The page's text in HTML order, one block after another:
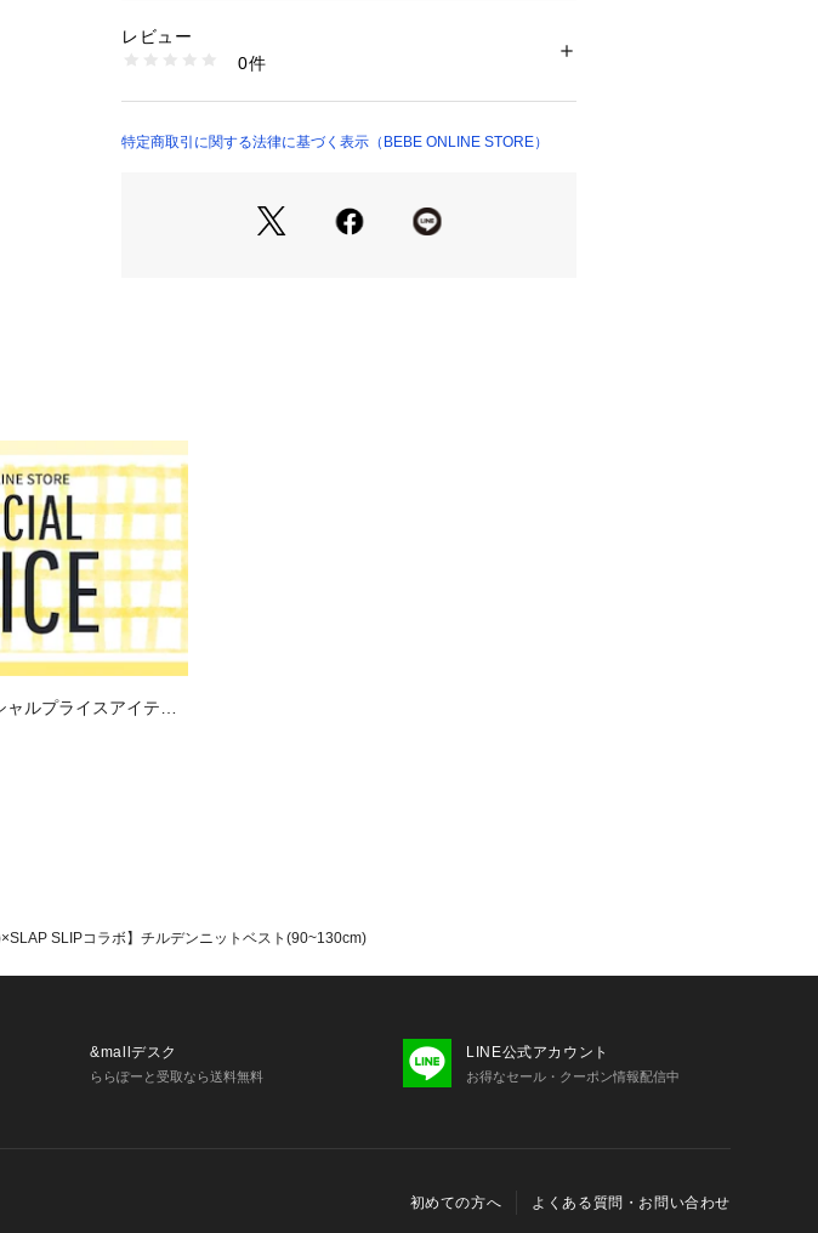
レーションから、セレモニーシーンにぴったりなチルデ
ンニットベストが登場。
い2色展開。
せ、クラシカルで洗練された印象に。
ネイビー：深みのあるネイビーにホワイトのラインを効
上質な編地ときちんと感のあるシルエットで、シャツや
ブラウスに重ねるだけでフォーマルな着こなしが完成し
ます。
男女問わず着られる上品なデザインで、セレモニースタ
イルはもちろん、お出かけや発表会、記念日の装いにも
おすすめ。
■素材/機能
肌ざわりの良いニット素材は、ほどよい厚みで季節の変
わり目にも快適。
軽やかに着こなせるのも魅力です。
子どもらしい今しか着れないナチュラルなかわいさを提
どこか上品で清楚感漂うフレンチカジュアルは
洗濯：手洗い
※詳しい洗濯方法については、商品の品質表示タグをご覧くださ
商品番号：2270000017156 （モール）
レビュー
0件
特定商取引に関する法律に基づく表示（BEBE ONLINE STORE）
ルプライスアイテム
SLIPコラボ】チルデンニットベスト(90~130cm)
&mallデスク
ららぽーと受取なら送料無料
LINE公式アカウント
お得なセール・クーポン情報配信中
初めての方へ よくある質問・お問い合わせ